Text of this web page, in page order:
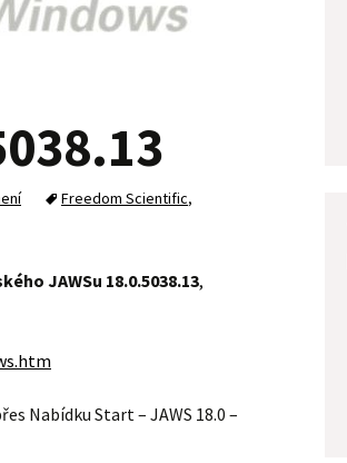
Freedom Scientific,
JAWSu 18.0.5038.13,
Nabídku Start – JAWS 18.0 –